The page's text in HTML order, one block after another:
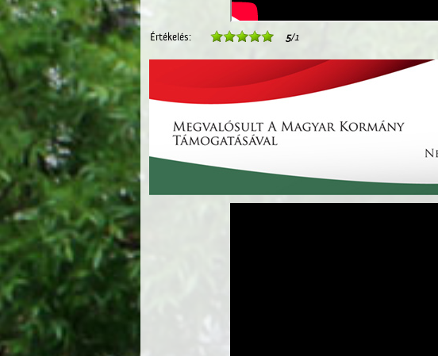
Értékelés: 5/1